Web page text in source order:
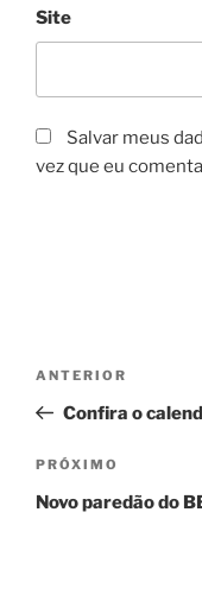
Site
Salvar meus
vez que eu
Post
Post
anterior
ANTERIOR
Confira o
Próximo
post
PRÓXIMO
Novo paredão do